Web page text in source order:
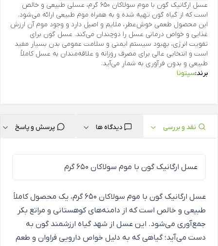
عسل ارگانیک گون با موم سولاکان 650 گرم، عسلی طبیعی و خالص
است که از گیاه گون تهیه شده و به همراه موم طبیعی ارائه می‌شود.
این محصول طعمی خوش‌عطر، ملایم و اصیل دارد و وجود موم آن ارزش
غذایی و خواص درمانی عسل را دوچندان می‌کند. عسل گون برای
تقویت انرژی، بهبود سیستم ایمنی و سلامت عمومی بدن بسیار مفید
است و انتخابی عالی برای مصرف روزانه و علاقه‌مندان به عسل کاملاً
طبیعی و بدون فرآوری به شمار می‌آید.
برند:سپتونا
نقد و بررسی دیدگاه ها پرسش و پاسخ
عسل ارگانیک گون با موم سولاکان 650 گرم
عسل ارگانیک گون با موم سولاکان 650 گرم، یک محصول کاملاً
طبیعی و خالص است که از دامنه‌های کوهستانی و مراتع بکر
جمع‌آوری می‌شود. این عسل از شهد گیاه ارزشمند گون به
دست می‌آید؛ گیاهی که به دلیل خواص دارویی فراوان و طعم